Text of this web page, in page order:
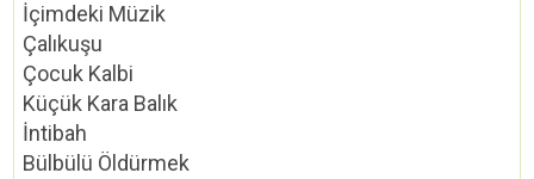
İçimdeki Müzik
Çalıkuşu
Çocuk Kalbi
Küçük Kara Balık
İntibah
Bülbülü Öldürmek